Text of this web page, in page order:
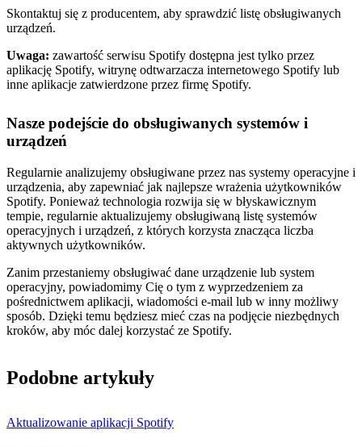
Skontaktuj się z producentem, aby sprawdzić listę obsługiwanych
urządzeń.
Uwaga: zawartość serwisu Spotify dostępna jest tylko przez
aplikację Spotify, witrynę odtwarzacza internetowego Spotify lub
inne aplikacje zatwierdzone przez firmę Spotify.
Nasze podejście do obsługiwanych systemów i
urządzeń
Regularnie analizujemy obsługiwane przez nas systemy operacyjne i
urządzenia, aby zapewniać jak najlepsze wrażenia użytkowników
Spotify. Ponieważ technologia rozwija się w błyskawicznym
tempie, regularnie aktualizujemy obsługiwaną listę systemów
operacyjnych i urządzeń, z których korzysta znacząca liczba
aktywnych użytkowników.
Zanim przestaniemy obsługiwać dane urządzenie lub system
operacyjny, powiadomimy Cię o tym z wyprzedzeniem za
pośrednictwem aplikacji, wiadomości e‑mail lub w inny możliwy
sposób. Dzięki temu będziesz mieć czas na podjęcie niezbędnych
kroków, aby móc dalej korzystać ze Spotify.
Podobne artykuły
Aktualizowanie aplikacji Spotify